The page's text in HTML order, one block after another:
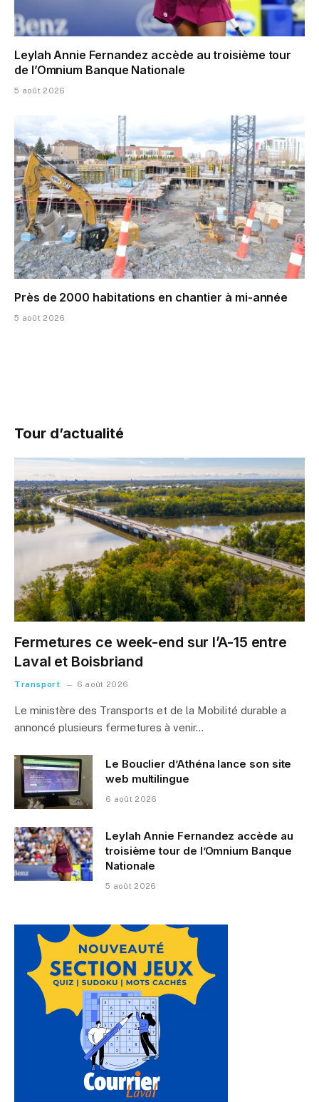
Leylah Annie Fernandez accède au troisième tour
de l’Omnium Banque Nationale
5 août 2026
Près de 2000 habitations en chantier à mi-année
5 août 2026
Tour d’actualité
Fermetures ce week-end sur l’A-15 entre
Laval et Boisbriand
Transport 6 août 2026
Le ministère des Transports et de la Mobilité durable a
annoncé plusieurs fermetures à venir…
Le Bouclier d’Athéna lance son site
web multilingue
6 août 2026
Leylah Annie Fernandez accède au
troisième tour de l’Omnium Banque
Nationale
5 août 2026